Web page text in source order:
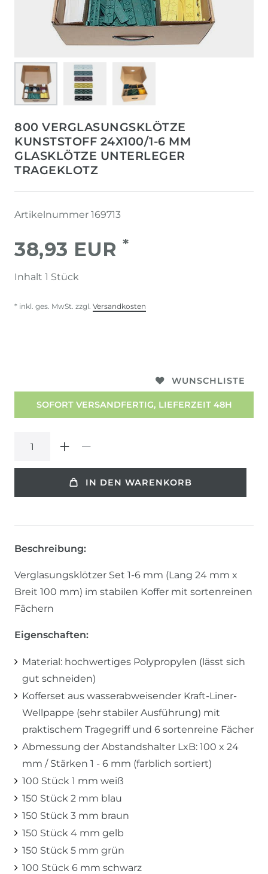
800 VERGLASUNGSKLÖTZE
KUNSTSTOFF 24X100/1-6 MM
GLASKLÖTZE UNTERLEGER
TRAGEKLOTZ
Artikelnummer 169713
38,93 EUR *
Inhalt 1 Stück
* inkl. ges. MwSt. zzgl. Versandkosten
WUNSCHLISTE
SOFORT VERSANDFERTIG, LIEFERZEIT 48H
IN DEN WARENKORB
Beschreibung:
Verglasungsklötzer Set 1-6 mm (Lang 24 mm x
Breit 100 mm) im stabilen Koffer mit sortenreinen
Fächern
Eigenschaften:
Material: hochwertiges Polypropylen (lässt sich
gut schneiden)
Kofferset aus wasserabweisender Kraft-Liner-
Wellpappe (sehr stabiler Ausführung) mit
praktischem Tragegriff und 6 sortenreine Fächer
Abmessung der Abstandshalter LxB: 100 x 24
mm / Stärken 1 - 6 mm (farblich sortiert)
100 Stück 1 mm weiß
150 Stück 2 mm blau
150 Stück 3 mm braun
150 Stück 4 mm gelb
150 Stück 5 mm grün
100 Stück 6 mm schwarz